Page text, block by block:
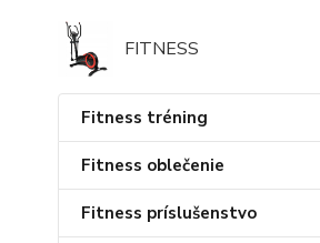
FITNESS
Fitness tréning
Fitness oblečenie
Fitness príslušenstvo